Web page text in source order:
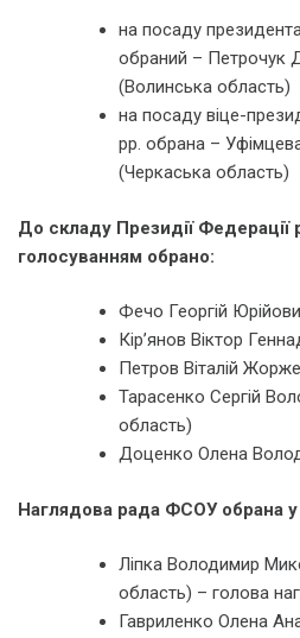
на посаду
обраний – Петрочук
(Волинська область)
на посаду віце-
рр. обрана –
(Черкаська область)
До складу Президії Федерації
голосуванням обрано:
Фечо Георгій
Кір’янов Віктор
Петров Віталій
Тарасенко Сергій
область)
Доценко Олена
Наглядова рада ФСОУ обрана у
Ліпка Володимир
область) – голова
Гавриленко Олена